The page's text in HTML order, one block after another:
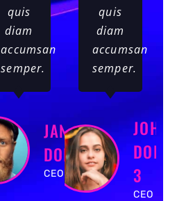
quis
diam
accumsan
semper.
JANE
DOE
CEO
quis
diam
accumsan
semper.
JOHN
DOE
3
CEO 3